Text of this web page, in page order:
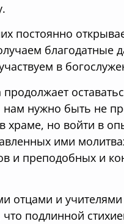
постоянно
благодатные
в
нам нужно быть не
храме, но войти в
ими
и преподобных и
отцами и
подлинной